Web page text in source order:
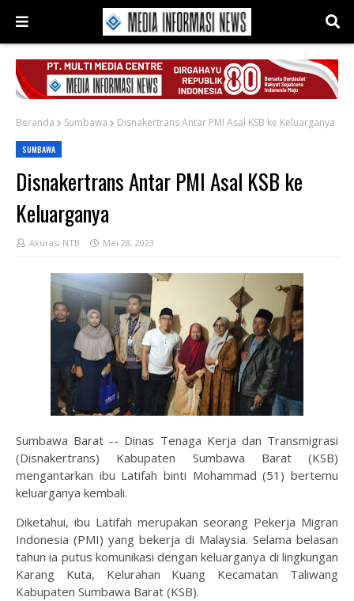
Beranda Sumbawa Disnakertrans Antar PMI Asal KSB ke Keluarganya
SUMBAWA
Disnakertrans Antar PMI Asal KSB ke
Keluarganya
Akurasi NTB Mei 28, 2023
Sumbawa Barat -- Dinas Tenaga Kerja dan Transmigrasi
(Disnakertrans) Kabupaten Sumbawa Barat (KSB)
mengantarkan ibu Latifah binti Mohammad (51) bertemu
keluarganya kembali.
Diketahui, ibu Latifah merupakan seorang Pekerja Migran
Indonesia (PMI) yang bekerja di Malaysia. Selama belasan
tahun ia putus komunikasi dengan keluarganya di lingkungan
Karang Kuta, Kelurahan Kuang Kecamatan Taliwang
Kabupaten Sumbawa Barat (KSB).